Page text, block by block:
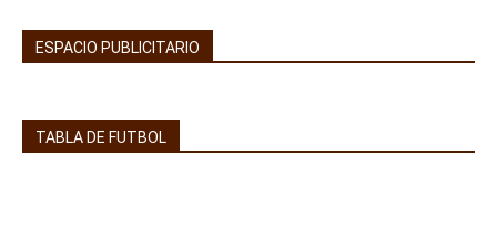
ESPACIO PUBLICITARIO
TABLA DE FUTBOL